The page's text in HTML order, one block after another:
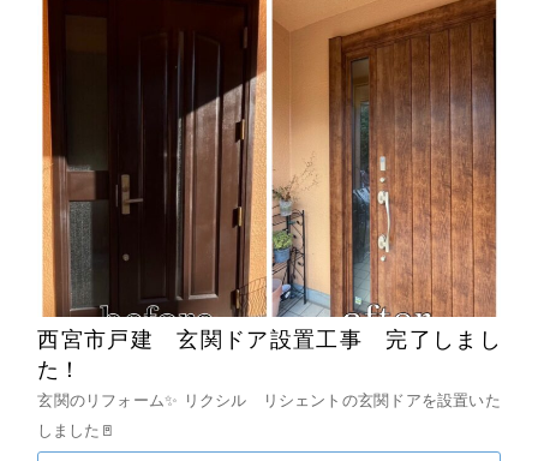
西宮市戸建 玄関ドア設置工事 完了しまし
た！
玄関のリフォーム✨ リクシル リシェントの玄関ドアを設置いた
しました🚪